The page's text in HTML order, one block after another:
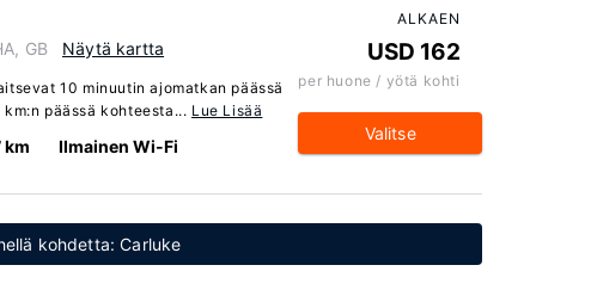
GB Näytä kartta
10 minuutin ajomatkan päässä
päässä kohteesta... Lue Lisää
km Ilmainen Wi-Fi
ALKAEN
USD 162
per huone / yötä kohti
Valitse
kohdetta: Carluke